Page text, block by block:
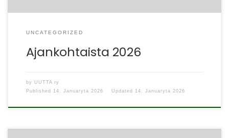
UNCATEGORIZED
Ajankohtaista 2026
by UUTTA ry
Published
14. Januaryta 2026 Updated 14. Januaryta 2026